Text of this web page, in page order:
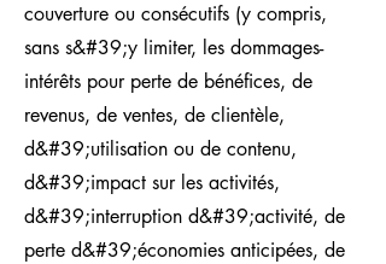
couverture ou consécutifs (y compris,
sans s&#39;y limiter, les dommages-
intérêts pour perte de bénéfices, de
revenus, de ventes, de clientèle,
d&#39;utilisation ou de contenu,
d&#39;impact sur les activités,
d&#39;interruption d&#39;activité, de
perte d&#39;économies anticipées, de